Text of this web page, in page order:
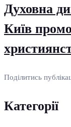
Духовна
Київ
Поділитись
Категорії